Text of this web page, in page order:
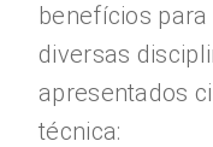
benefícios
diversas
apresentados
técnica: